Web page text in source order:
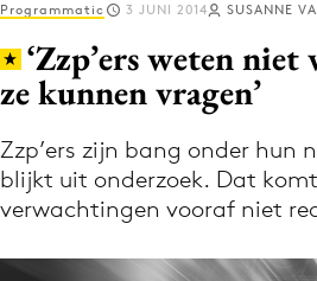
Log in
Download de
Volg het laatste nieuws
Nieuws
Programmatic 3 JUNI 2014 SUSANNE
‘Zzp’ers weten
ze kunnen vragen’
Zzp’ers zijn bang onder hun
blijkt uit onderzoek. Dat
verwachtingen vooraf niet